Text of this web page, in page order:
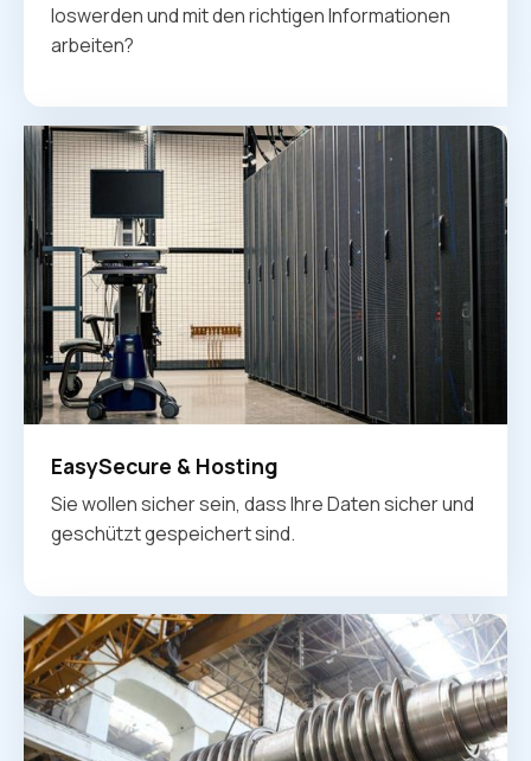
loswerden und mit den richtigen Informationen
arbeiten?
EasySecure & Hosting
Sie wollen sicher sein, dass Ihre Daten sicher und
geschützt gespeichert sind.